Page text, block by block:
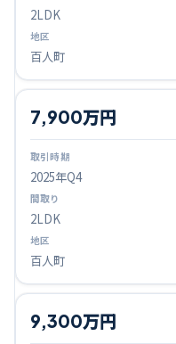
2LDK
百人町
2025年Q4
7,900万円
2LDK
百人町
9,300万円